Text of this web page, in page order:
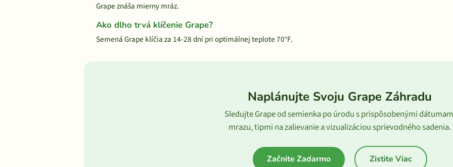
Grape znáša mierny mráz.
Ako dlho trvá klíčenie Grape?
Semená Grape klíčia za 14-28 dní pri optimálnej teplote 70°F.
Naplánujte Svoju Grape Záhradu
Sledujte Grape od semienka po úrodu s prispôsobenými
mrazu, tipmi na zalievanie a vizualizáciou sprievodného sadenia.
Začnite Zadarmo Zistite Viac